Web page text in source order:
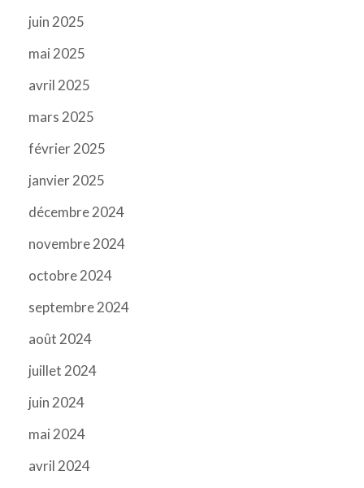
juin 2025
mai 2025
avril 2025
mars 2025
février 2025
janvier 2025
décembre 2024
novembre 2024
octobre 2024
septembre 2024
août 2024
juillet 2024
juin 2024
mai 2024
avril 2024